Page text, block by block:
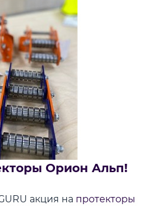
Орион Альп!
акция на протекторы